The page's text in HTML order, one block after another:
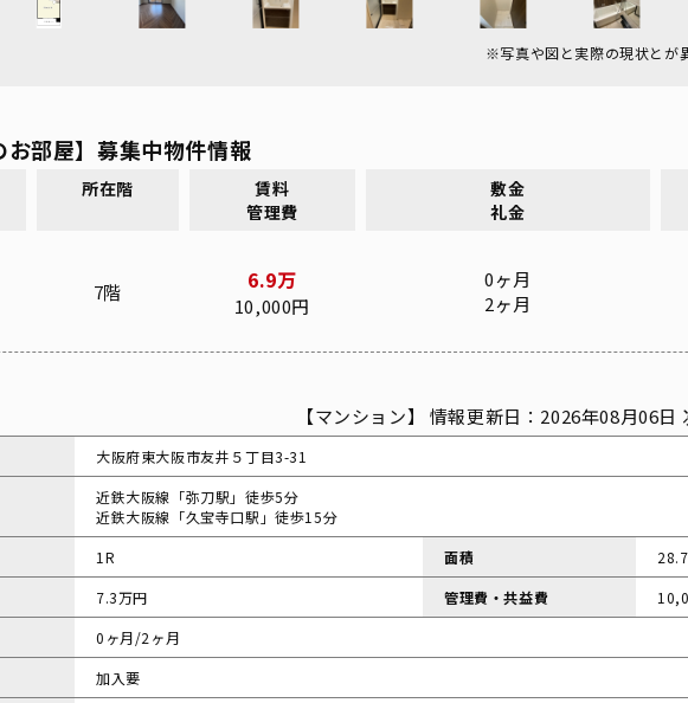
※写真や図と実際の現状とが
お部屋】募集中物件情報
所在階
賃料
管理費
敷金
礼金
7階 6.9万
10,000円
0ヶ月
2ヶ月
【マンション】 情報更新日：2026年08月06
大阪府東大阪市友井５丁目3-31
近鉄大阪線「弥刀駅」徒歩5分
近鉄大阪線「久宝寺口駅」徒歩15分
1R 面積
7.3万円 管理費・共益費
0ヶ月/2ヶ月
加入要